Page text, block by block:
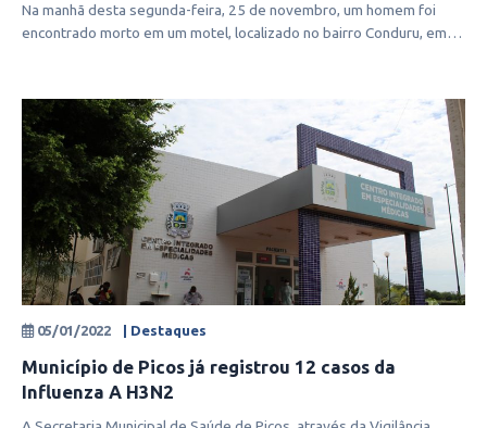
Na manhã desta segunda-feira, 25 de novembro, um homem foi
encontrado morto em um motel, localizado no bairro Conduru, em
05/01/2022 | Destaques
Município de Picos já registrou 12 casos da
Influenza A H3N2